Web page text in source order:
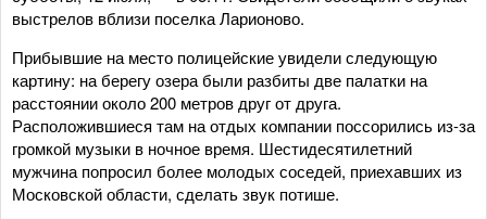
выстрелов вблизи поселка Ларионово.
Прибывшие на место полицейские увидели следующую
картину: на берегу озера были разбиты две палатки на
расстоянии около 200 метров друг от друга.
Расположившиеся там на отдых компании поссорились из-за
громкой музыки в ночное время. Шестидесятилетний
мужчина попросил более молодых соседей, приехавших из
Московской области, сделать звук потише.